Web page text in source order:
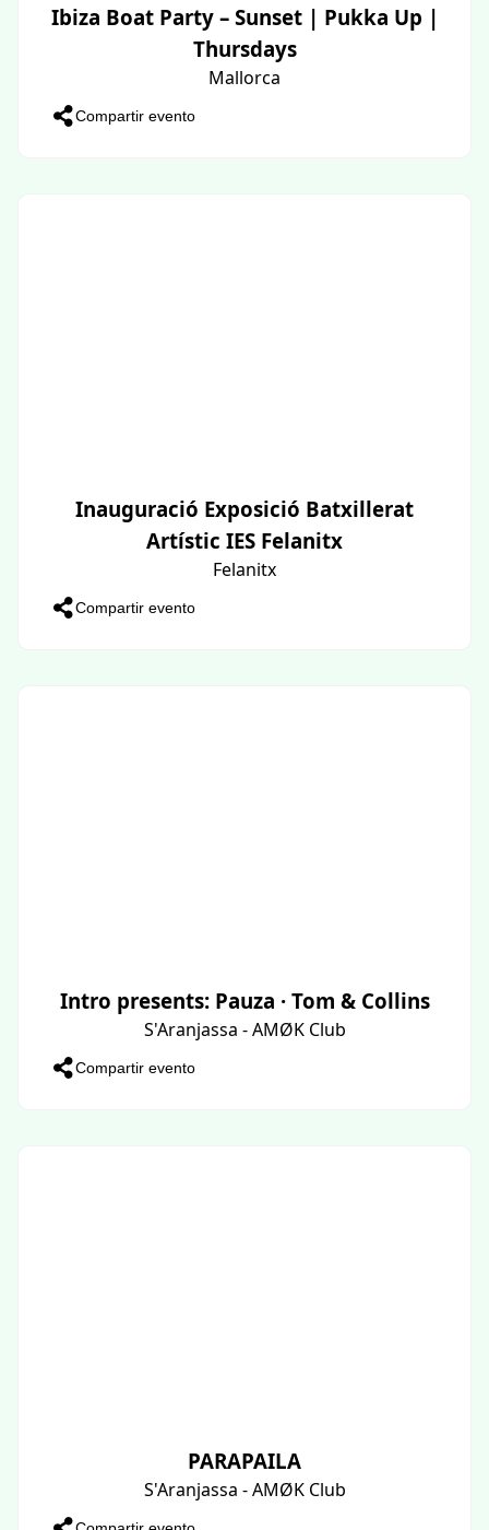
Ibiza Boat Party – Sunset | Pukka Up |
Thursdays
Mallorca
Compartir evento
Inauguració Exposició Batxillerat
Artístic IES Felanitx
Felanitx
Compartir evento
Intro presents: Pauza · Tom & Collins
S'Aranjassa - AMØK Club
Compartir evento
PARAPAILA
S'Aranjassa - AMØK Club